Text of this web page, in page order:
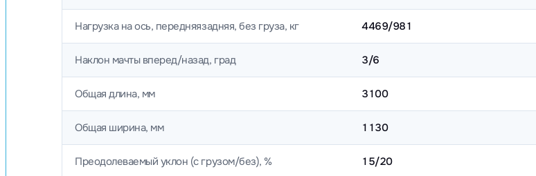
Нагрузка на ось, передняязадняя, без груза, кг 4469/981
Наклон мачты вперед/назад, град 3/6
Общая длина, мм 3100
Общая ширина, мм 1130
Преодолеваемый уклон (с грузом/без), % 15/20